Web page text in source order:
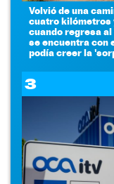
Volvió de una
cuatro kilómetros
cuando regresa
se encuentra con
podía creer la
3